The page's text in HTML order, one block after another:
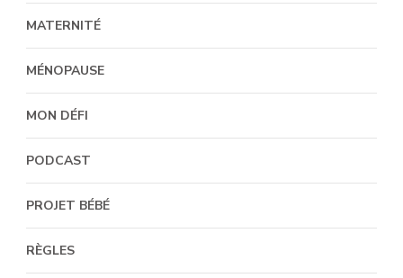
MATERNITÉ
MÉNOPAUSE
MON DÉFI
PODCAST
PROJET BÉBÉ
RÈGLES